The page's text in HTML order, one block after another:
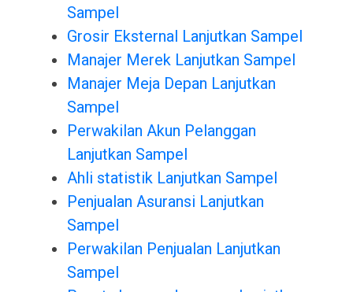
Sampel
Grosir Eksternal Lanjutkan Sampel
Manajer Merek Lanjutkan Sampel
Manajer Meja Depan Lanjutkan
Sampel
Perwakilan Akun Pelanggan
Lanjutkan Sampel
Ahli statistik Lanjutkan Sampel
Penjualan Asuransi Lanjutkan
Sampel
Perwakilan Penjualan Lanjutkan
Sampel